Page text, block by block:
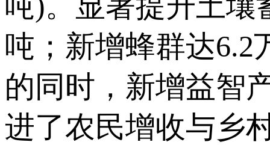
吨；新增蜂群达6.2
的同时，新增益智
进了农民增收与乡